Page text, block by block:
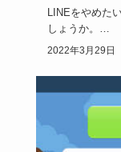
LINEをやめた
しょうか。
LINEは便利だ
2022年3月29日